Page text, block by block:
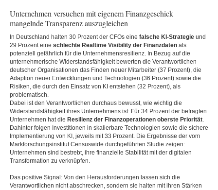
Unternehmen versuchen mit eigenem Finanzgeschick
mangelnde Transparenz auszugleichen
In Deutschland halten 30 Prozent der CFOs eine falsche KI-Strategie und
29 Prozent eine schlechte Realtime Visibility der Finanzdaten als
potenziell gefährlich für die Unternehmensresilienz. In Bezug auf die
unternehmerische Widerstandsfähigkeit bewerten die Verantwortlichen
deutscher Organisationen das Finden neuer Mitarbeiter (37 Prozent), die
Adaption neuer Entwicklungen und Technologien (36 Prozent) sowie die
Risiken, die durch den Einsatz von KI entstehen (32 Prozent), als
problematisch.
Dabei ist den Verantwortlichen durchaus bewusst, wie wichtig die
Widerstandsfähigkeit ihres Unternehmens ist: Für 34 Prozent der befragten
Unternehmen hat die Resilienz der Finanzoperationen oberste Priorität.
Dahinter folgen Investitionen in skalierbare Technologien sowie die sichere
Implementierung von KI, jeweils mit 33 Prozent. Die Ergebnisse der vom
Markforschungsinstitut Censuswide durchgeführten Studie zeigen:
Unternehmen sind bestrebt, ihre finanzielle Stabilität mit der digitalen
Transformation zu verknüpfen.
Das positive Signal: Von den Herausforderungen lassen sich die
Verantwortlichen nicht abschrecken, sondern sie halten mit ihren Stärken